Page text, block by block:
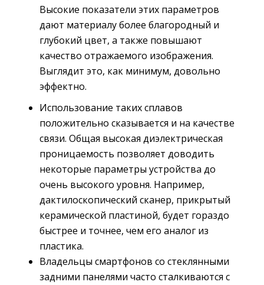
Высокие показатели этих параметров
дают материалу более благородный и
глубокий цвет, а также повышают
качество отражаемого изображения.
Выглядит это, как минимум, довольно
эффектно.
Использование таких сплавов
положительно сказывается и на качестве
связи. Общая высокая диэлектрическая
проницаемость позволяет доводить
некоторые параметры устройства до
очень высокого уровня. Например,
дактилоскопический сканер, прикрытый
керамической пластиной, будет гораздо
быстрее и точнее, чем его аналог из
пластика.
Владельцы смартфонов со стеклянными
задними панелями часто сталкиваются с